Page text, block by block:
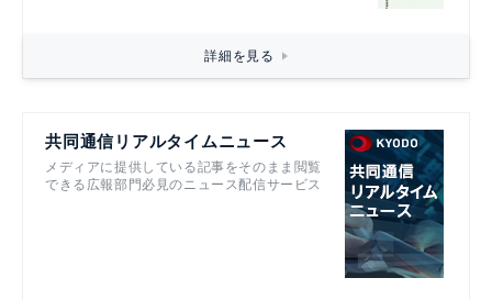
詳細を見る
共同通信リアルタイムニュース
メディアに提供している記事をそのまま閲覧
できる広報部門必見のニュース配信サービス